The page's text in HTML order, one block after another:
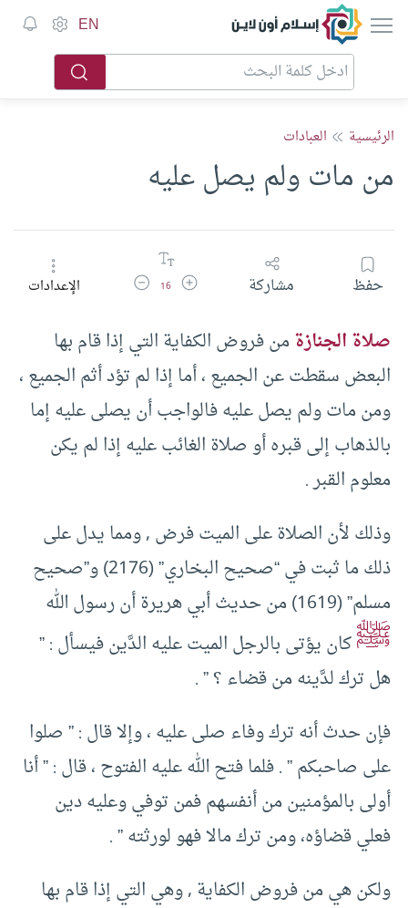
إسلام أون لاين EN
الرئيسية العبادات
من مات ولم يصل عليه
حفظ مشاركة زيادة حجم الخط
16 تقليل حجم الخطالإعدادات
صلاة الجنازةمن فروض الكفاية التي إذا قام بها
البعض سقطت عن الجميع ، أما إذا لم تؤد أثم الجميع ،
ومن مات ولم يصل عليه فالواجب أن يصلى عليه إما
بالذهاب إلى قبره أو صلاة الغائب عليه إذا لم يكن
معلوم القبر .
وذلك لأن الصلاة على الميت فرض , ومما يدل على
ذلك ما ثبت في “صحيح البخاري” (2176) و”صحيح
مسلم” (1619) من حديث أبي هريرة أن رسول الله
ﷺكان يؤتى بالرجل الميت عليه الدَّين فيسأل : ”
هل ترك لدَّينه من قضاء ؟ ” .
فإن حدث أنه ترك وفاء صلى عليه ، وإلا قال : ” صلوا
على صاحبكم ” . فلما فتح الله عليه الفتوح ، قال : ” أنا
أولى بالمؤمنين من أنفسهم فمن توفي وعليه دين
فعلي قضاؤه، ومن ترك مالا فهو لورثته ” .
ولكن هي من فروض الكفاية , وهي التي إذا قام بها